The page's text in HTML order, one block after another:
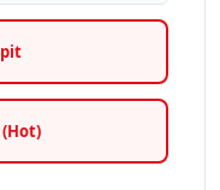
(Hot)